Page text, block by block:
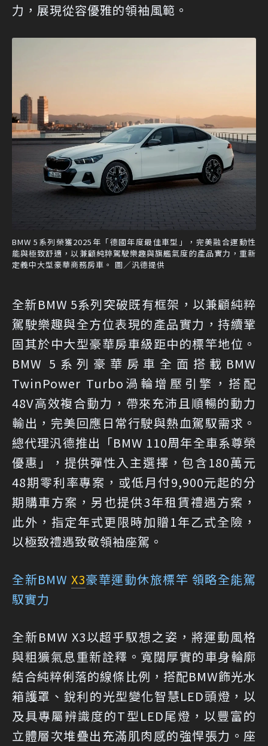
力，展現從容優雅的領袖風範。
BMW 5系列榮獲2025年「德國年度最佳車型」，完美融合運動性
能與極致舒適，以兼顧純粹駕駛樂趣與旗艦氣度的產品實力，重新
定義中大型豪華商務房車。 圖／汎德提供
全新BMW 5系列突破既有框架，以兼顧純粹
駕駛樂趣與全方位表現的產品實力，持續鞏
固其於中大型豪華房車級距中的標竿地位。
BMW 5系列豪華房車全面搭載BMW
TwinPower Turbo渦輪增壓引擎，搭配
48V高效複合動力，帶來充沛且順暢的動力
輸出，完美回應日常行駛與熱血駕馭需求。
總代理汎德推出「BMW 110周年全車系尊榮
優惠」，提供彈性入主選擇，包含180萬元
48期零利率專案，或低月付9,900元起的分
期購車方案，另也提供3年租賃禮遇方案，
此外，指定年式更限時加贈1年乙式全險，
以極致禮遇致敬領袖座駕。
全新BMW X3豪華運動休旅標竿 領略全能駕
馭實力
全新BMW X3以超乎馭想之姿，將運動風格
與粗獷氣息重新詮釋。寬闊厚實的車身輪廓
結合純粹俐落的線條比例，搭配BMW飾光水
箱護罩、銳利的光型變化智慧LED頭燈，以
及具專屬辨識度的T型LED尾燈，以豐富的
立體層次堆疊出充滿肌肉感的強悍張力。座